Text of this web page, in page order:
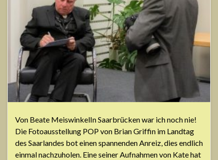
Von Beate MeiswinkelIn Saarbrücken war ich noch nie!
Die Fotoausstellung POP von Brian Griffin im Landtag
des Saarlandes bot einen spannenden Anreiz, dies endlich
einmal nachzuholen. Eine seiner Aufnahmen von Kate hat